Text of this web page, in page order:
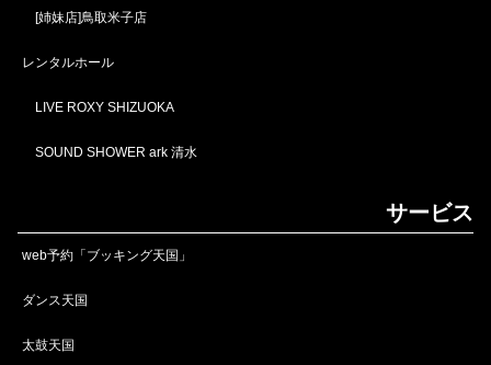
[姉妹店]鳥取米子店
レンタルホール
LIVE ROXY SHIZUOKA
SOUND SHOWER ark 清水
サービス
web予約「ブッキング天国」
ダンス天国
太鼓天国